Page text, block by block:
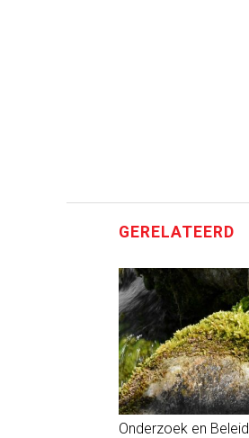
GERELATEERD
Onderzoek en Beleid